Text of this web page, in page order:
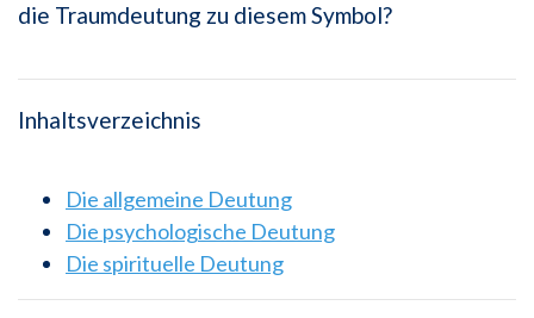
die Traumdeutung zu diesem Symbol?
Inhaltsverzeichnis
Die allgemeine Deutung
Die psychologische Deutung
Die spirituelle Deutung